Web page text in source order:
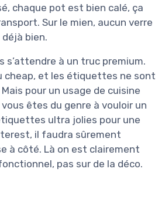
chaque pot est bien calé, ça
Sur le mien, aucun verre
bien.
s’attendre à un truc premium.
cheap, et les étiquettes ne sont
pour un usage de cuisine
êtes du genre à vouloir un
ultra jolies pour une
il faudra sûrement
à côté. Là on est clairement
pas sur de la déco.